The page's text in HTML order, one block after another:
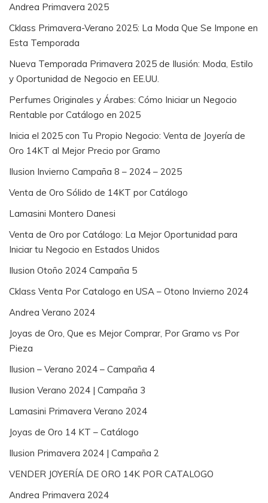
Andrea Primavera 2025
Cklass Primavera-Verano 2025: La Moda Que Se Impone en
Esta Temporada
Nueva Temporada Primavera 2025 de Ilusión: Moda, Estilo
y Oportunidad de Negocio en EE.UU.
Perfumes Originales y Árabes: Cómo Iniciar un Negocio
Rentable por Catálogo en 2025
Inicia el 2025 con Tu Propio Negocio: Venta de Joyería de
Oro 14KT al Mejor Precio por Gramo
Ilusion Invierno Campaña 8 – 2024 – 2025
Venta de Oro Sólido de 14KT por Catálogo
Lamasini Montero Danesi
Venta de Oro por Catálogo: La Mejor Oportunidad para
Iniciar tu Negocio en Estados Unidos
Ilusion Otoño 2024 Campaña 5
Cklass Venta Por Catalogo en USA – Otono Invierno 2024
Andrea Verano 2024
Joyas de Oro, Que es Mejor Comprar, Por Gramo vs Por
Pieza
Ilusion – Verano 2024 – Campaña 4
Ilusion Verano 2024 | Campaña 3
Lamasini Primavera Verano 2024
Joyas de Oro 14 KT – Catálogo
Ilusion Primavera 2024 | Campaña 2
VENDER JOYERÍA DE ORO 14K POR CATALOGO
Andrea Primavera 2024